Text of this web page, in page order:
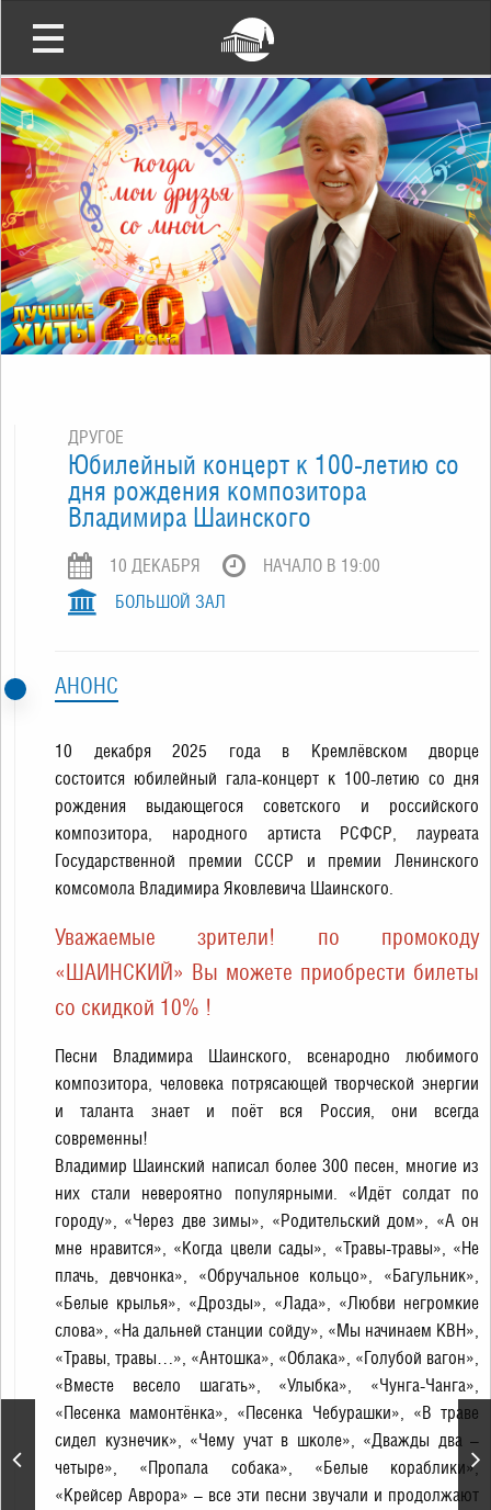
Концертная программа
«АТАМАН»
ДРУГОЕ
Юбилейный концерт к 100-летию со
дня рождения композитора
Владимира Шаинского
10 ДЕКАБРЯ
НАЧАЛО В 19:00
БОЛЬШОЙ ЗАЛ
АНОНС
10 декабря 2025 года в Кремлёвском дворце
состоится юбилейный гала-концерт к 100-летию со дня
рождения выдающегося советского и российского
композитора, народного артиста РСФСР, лауреата
Государственной премии СССР и премии Ленинского
комсомола Владимира Яковлевича Шаинского.
Уважаемые зрители! по промокоду
«ШАИНСКИЙ» Вы можете приобрести билеты
со скидкой 10% !
Песни Владимира Шаинского, всенародно любимого
композитора, человека потрясающей творческой энергии
и таланта знает и поёт вся Россия, они всегда
современны!
Владимир Шаинский написал более 300 песен, многие из
них стали невероятно популярными. «Идёт солдат по
городу», «Через две зимы», «Родительский дом», «А он
мне нравится», «Когда цвели сады», «Травы-травы», «Не
плачь, девчонка», «Обручальное кольцо», «Багульник»,
«Белые крылья», «Дрозды», «Лада», «Любви негромкие
слова», «На дальней станции сойду», «Мы начинаем КВН»,
«Травы, травы…», «Антошка», «Облака», «Голубой вагон»,
«Вместе весело шагать», «Улыбка», «Чунга-Чанга»,
«Песенка мамонтёнка», «Песенка Чебурашки», «В траве
сидел кузнечик», «Чему учат в школе», «Дважды два –
четыре», «Пропала собака», «Белые кораблики»,
«Крейсер Аврора» – все эти песни звучали и продолжают